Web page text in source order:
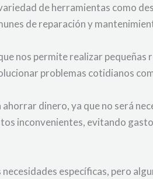
de herramientas como
de reparación y
nos permite realizar pequeñas
problemas cotidianos
dinero, ya que no será
inconvenientes, evitando
específicas, pero